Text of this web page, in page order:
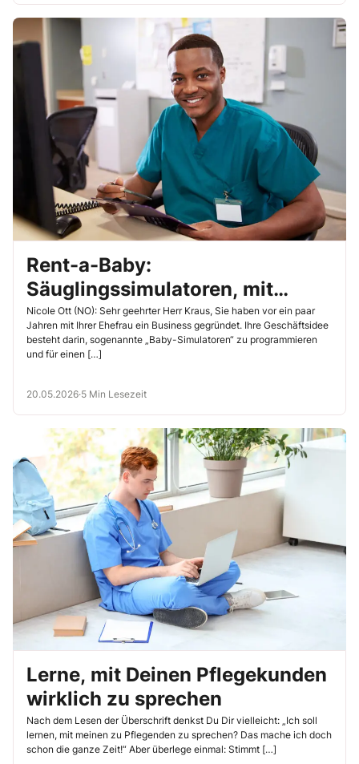
Rent-a-Baby:
Säuglingssimulatoren, mit
denen die Azubis die praktische
Pflege lernen können!
Nicole Ott (NO): Sehr geehrter Herr Kraus, Sie haben vor ein paar
Jahren mit Ihrer Ehefrau ein Business gegründet. Ihre Geschäftsidee
besteht darin, sogenannte „Baby-Simulatoren“ zu programmieren
und für einen […]
20.05.2026·5 Min Lesezeit
Lerne, mit Deinen Pflegekunden
wirklich zu sprechen
Nach dem Lesen der Überschrift denkst Du Dir vielleicht: „Ich soll
lernen, mit meinen zu Pflegenden zu sprechen? Das mache ich doch
schon die ganze Zeit!“ Aber überlege einmal: Stimmt […]